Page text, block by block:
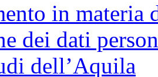
in materia
dei dati
dell’Aquila